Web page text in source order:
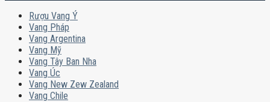
Rượu Vang Ý
Vang Pháp
Vang Argentina
Vang Mỹ
Vang Tây Ban Nha
Vang Úc
Vang New Zew Zealand
Vang Chile